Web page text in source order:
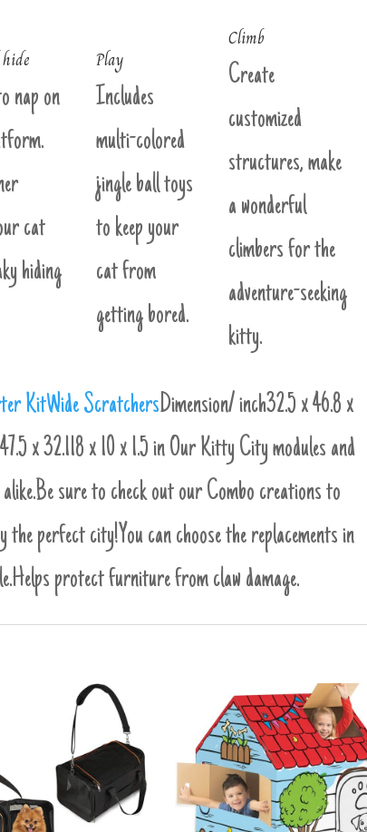
nap on
cat
hiding
Play
Includes
multi-colored
jingle ball toys
to keep your
cat from
getting bored.
Climb
Create
customized
structures, make
a wonderful
climbers for the
adventure-seeking
kitty.
KitWide ScratchersDimension/ inch32.5 x 46.8 x
x 32.118 x 10 x 1.5 inOur Kitty City modules and
Be sure to check out our Combo creations to
the perfect city!You can choose the replacements in
Helps protect furniture from claw damage.